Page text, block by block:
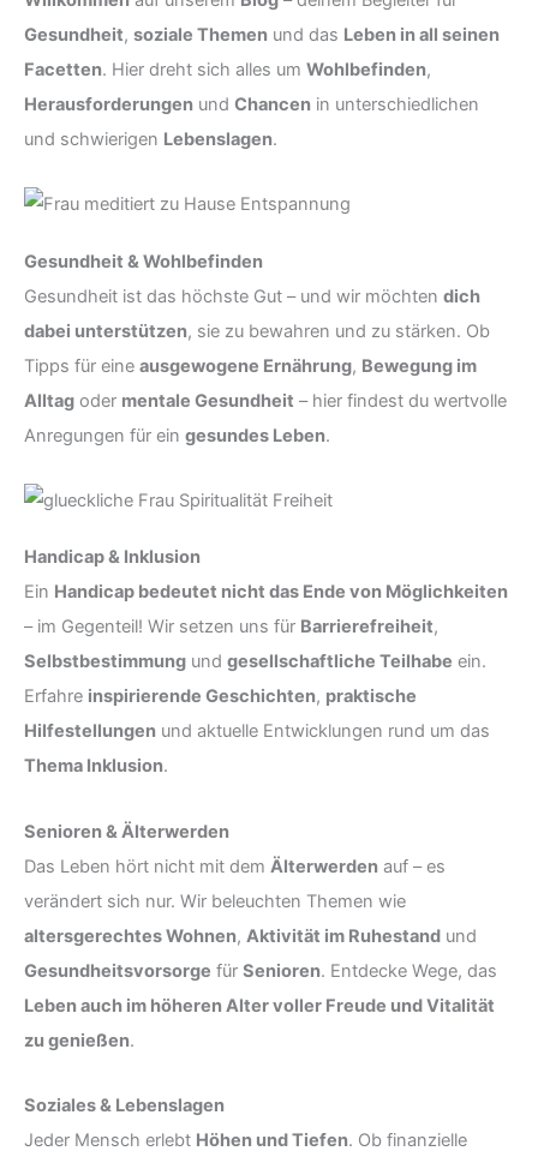
Gesundheit, soziale Themen und das Leben in all seinen
Facetten. Hier dreht sich alles um Wohlbefinden,
Herausforderungen und Chancen in unterschiedlichen
und schwierigen Lebenslagen.
Gesundheit & Wohlbefinden
Gesundheit ist das höchste Gut – und wir möchten dich
dabei unterstützen, sie zu bewahren und zu stärken. Ob
Tipps für eine ausgewogene Ernährung, Bewegung im
Alltag oder mentale Gesundheit – hier findest du wertvolle
Anregungen für ein gesundes Leben.
Handicap & Inklusion
Ein Handicap bedeutet nicht das Ende von Möglichkeiten
– im Gegenteil! Wir setzen uns für Barrierefreiheit,
Selbstbestimmung und gesellschaftliche Teilhabe ein.
Erfahre inspirierende Geschichten, praktische
Hilfestellungen und aktuelle Entwicklungen rund um das
Thema Inklusion.
Senioren & Älterwerden
Das Leben hört nicht mit dem Älterwerden auf – es
verändert sich nur. Wir beleuchten Themen wie
altersgerechtes Wohnen, Aktivität im Ruhestand und
Gesundheitsvorsorge für Senioren. Entdecke Wege, das
Leben auch im höheren Alter voller Freude und Vitalität
zu genießen.
Soziales & Lebenslagen
Jeder Mensch erlebt Höhen und Tiefen. Ob finanzielle